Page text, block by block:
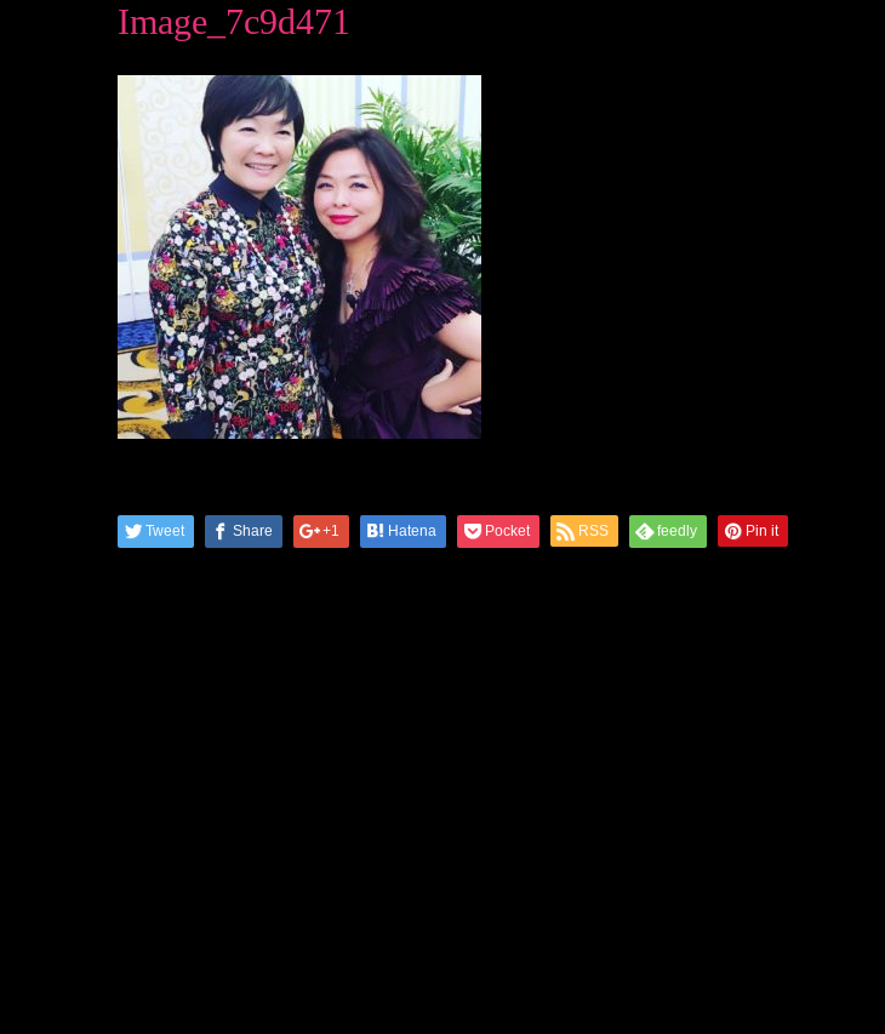
Image_7c9d471
Tweet Share +1 Hatena Pocket RSS feedly Pin it